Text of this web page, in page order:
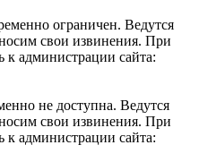
ограничен. Ведутся
свои извинения. При
к администрации сайта:
не доступна. Ведутся
свои извинения. При
к администрации сайта: